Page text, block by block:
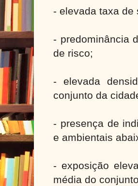
- elevada taxa de
- predominância
de risco;
- elevada
conjunto da
- presença de
e ambientais
- exposição
média do